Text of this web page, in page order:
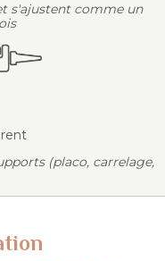
s'ajustent comme un
(placo, carrelage,